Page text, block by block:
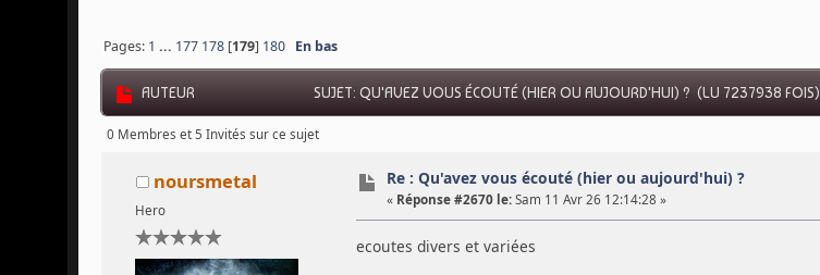
Pages: 1 ... 177 178 [179] 180 En bas
AUTEUR SUJET: QU'AVEZ VOUS ÉCOUTÉ (HIER OU AUJOURD'HUI) ? (LU 7237938 FOIS)
0 Membres et 5 Invités sur ce sujet
noursmetal
Hero
Re : Qu'avez vous écouté (hier ou aujourd'hui) ?
« Réponse #2670 le: Sam 11 Avr 26 12:14:28 »
ecoutes divers et variées